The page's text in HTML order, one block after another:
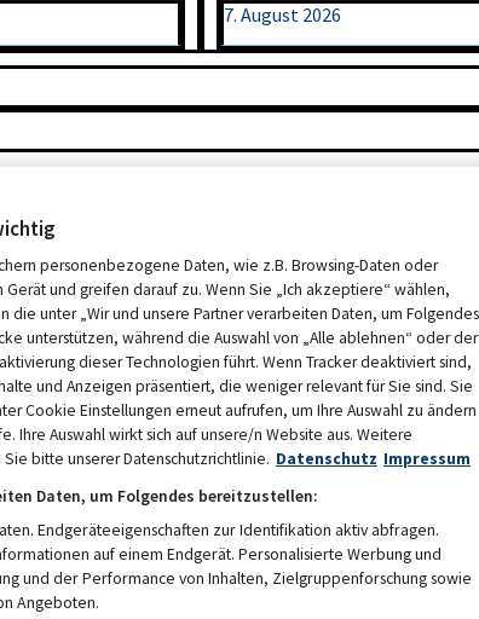
7. August 2026
MEDIADATEN 2026
DATENSCHUTZ
personenbezogene Daten, wie z.B. Browsing-Daten oder
und greifen darauf zu. Wenn Sie „Ich akzeptiere“ wählen,
die unter „Wir und unsere Partner verarbeiten Daten, um Folgendes
unterstützen, während die Auswahl von „Alle ablehnen“ oder der
dieser Technologien führt. Wenn Tracker deaktiviert sind,
und Anzeigen präsentiert, die weniger relevant für Sie sind. Sie
Cookie Einstellungen erneut aufrufen, um Ihre Auswahl zu ändern
Ihre Auswahl wirkt sich auf unsere/n Website aus. Weitere
bitte unserer Datenschutzrichtlinie. Datenschutz Impressum
Daten, um Folgendes bereitzustellen:
Endgeräteeigenschaften zur Identifikation aktiv abfragen.
auf einem Endgerät. Personalisierte Werbung und
und der Performance von Inhalten, Zielgruppenforschung sowie
Angeboten.